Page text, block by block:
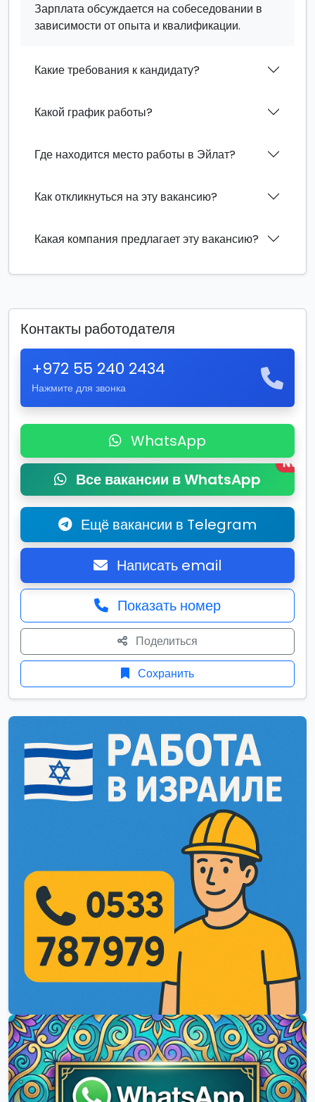
Зарплата обсуждается на собеседовании в
зависимости от опыта и квалификации.
Какие требования к кандидату?
Какой график работы?
Где находится место работы в Эйлат?
Как откликнуться на эту вакансию?
Какая компания предлагает эту вакансию?
Контакты работодателя
+972 55 240 2434
Нажмите для звонка
WhatsApp
Все вакансии в WhatsApp
New
Ещё вакансии в Telegram
Написать email
Показать номер
Поделиться
Сохранить